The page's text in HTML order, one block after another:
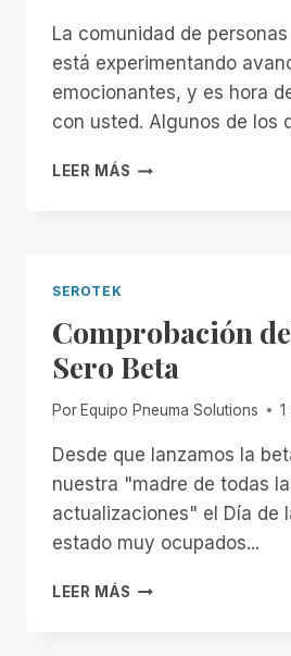
La comunidad de
está experimentando
emocionantes, y es hora
con usted. Algunos de los
LEER MÁS PRIMEROS
SEROTEK
Comprobación
Sero Beta
Por Equipo Pneuma Solutions
Desde que lanzamos la
nuestra "madre de todas
actualizaciones" el Día de
estado muy ocupados...
LEER MÁS COMPROBACIÓN